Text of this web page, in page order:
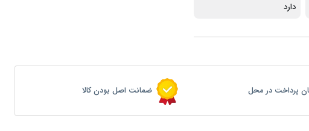
دارد
پرداخت در محل ضمانت اصل بودن کالا